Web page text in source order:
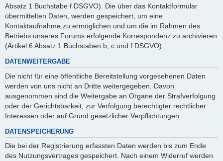
Absatz 1 Buchstabe f DSGVO). Die über das Kontaktformular
übermittelten Daten, werden gespeichert, um eine
Kontaktaufnahme zu ermöglichen und um die im Rahmen des
Betriebs unseres Forums erfolgende Korrespondenz zu archivieren
(Artikel 6 Absatz 1 Buchstaben b, c und f DSGVO).
DATENWEITERGABE
Die nicht für eine öffentliche Bereitstellung vorgesehenen Daten
werden von uns nicht an Dritte weitergegeben. Davon
ausgenommen sind die Weitergabe an Organe der Strafverfolgung
oder der Gerichtsbarkeit, zur Verfolgung berechtigter rechtlicher
Interessen oder auf Grund gesetzlicher Verpflichtungen.
DATENSPEICHERUNG
Die bei der Registrierung erfassten Daten werden bis zum Ende
des Nutzungsvertrages gespeichert. Nach einem Widerruf werden